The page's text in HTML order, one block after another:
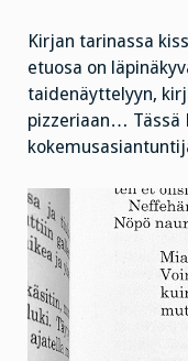
Kirjan tarinassa
etuosa on
taidenäyttelyyn,
pizzeriaan… Tässä